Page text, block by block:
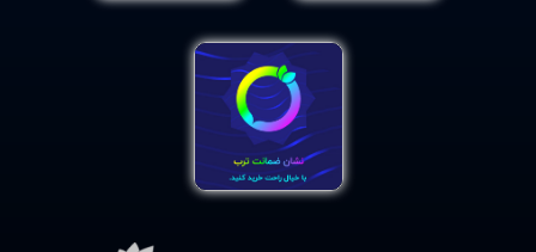
فواید دیگر مصرف مکمل کافئین
کافئین ممکن است خطر ابتلا به برخی بیماری ها و سرطان ها
سیستم عصبی مرکزی، از جمله مغز، اندکی پس از مصرف تأثیر
کافئین را احساس میکند. این مزایای موقتی را فراهم میکند،